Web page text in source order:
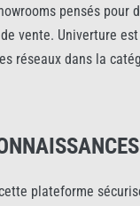
pensés pour
vente. Univerture
réseaux dans la
plateforme